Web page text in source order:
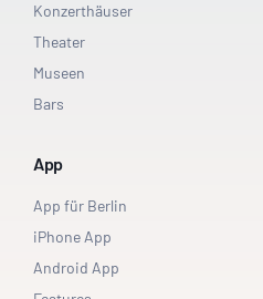
Konzerthäuser
Theater
Museen
Bars
App
App für Berlin
iPhone App
Android App